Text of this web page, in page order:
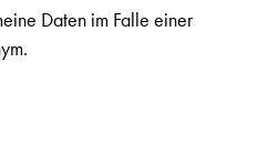
Daten im Falle einer